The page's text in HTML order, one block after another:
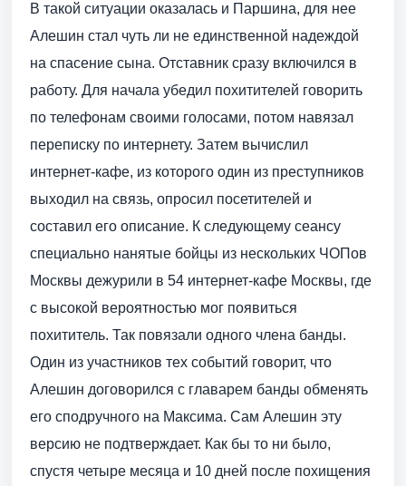
В такой ситуации оказалась и Паршина, для нее
Алешин стал чуть ли не единственной надеждой
на спасение сына. Отставник сразу включился в
работу. Для начала убедил похитителей говорить
по телефонам своими голосами, потом навязал
переписку по интернету. Затем вычислил
интернет-кафе, из которого один из преступников
выходил на связь, опросил посетителей и
составил его описание. К следующему сеансу
специально нанятые бойцы из нескольких ЧОПов
Москвы дежурили в 54 интернет-кафе Москвы, где
с высокой вероятностью мог появиться
похититель. Так повязали одного члена банды.
Один из участников тех событий говорит, что
Алешин договорился с главарем банды обменять
его сподручного на Максима. Сам Алешин эту
версию не подтверждает. Как бы то ни было,
спустя четыре месяца и 10 дней после похищения